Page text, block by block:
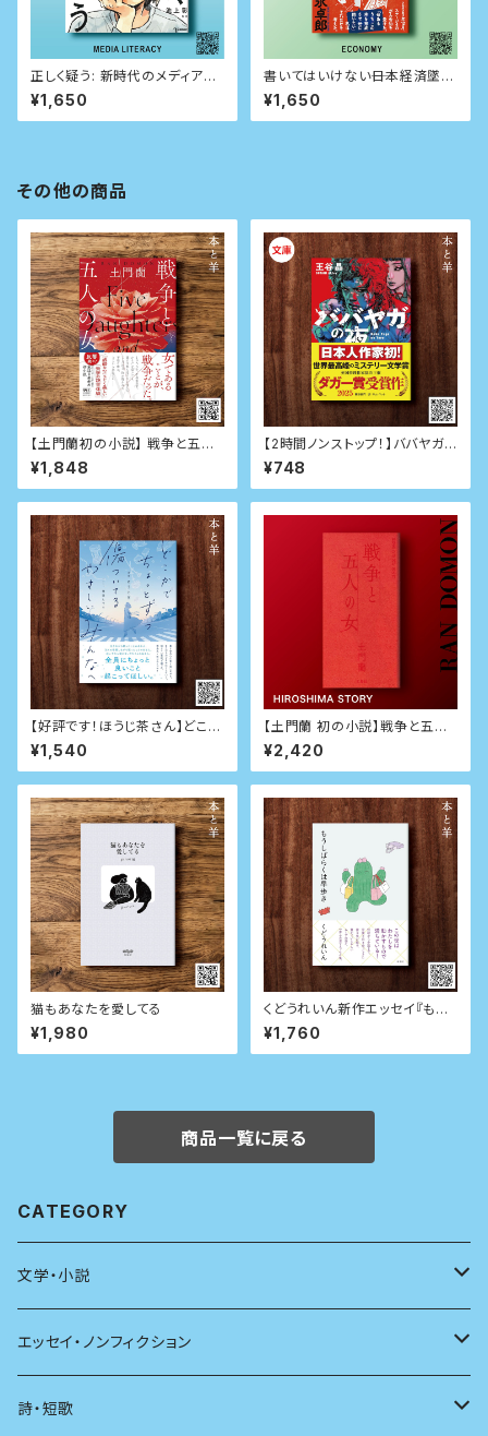
正しく疑う: 新時代のメディアリ
テラシー
¥1,650
書いてはいけない――日本経済墜落
の真相
¥1,650
その他の商品
【土門蘭初の小説】 戦争と五人
の女 （河出書房新社版）
¥1,848
【2時間ノンストップ！】ババヤガ
の夜
¥748
【好評です！ほうじ茶さん】どこか
でちょっとずつ傷ついてるやさし
いみんなへ
¥1,540
【土門蘭 初の小説】戦争と五人
の女（サイン本）京都文鳥社版
¥2,420
猫もあなたを愛してる
¥1,980
くどうれいん新作エッセイ『もう
しばらくは早歩き』
¥1,760
商品一覧に戻る
CATEGORY
文学・小説
日本
海外
エッセイ・ノンフィクション
エッセイ
詩・短歌